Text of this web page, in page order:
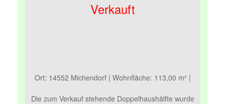
Verkauft
Ort: 14552 Michendorf | Wohnfläche: 113,00 m² |
Die zum Verkauf stehende Doppelhaushälfte wurde